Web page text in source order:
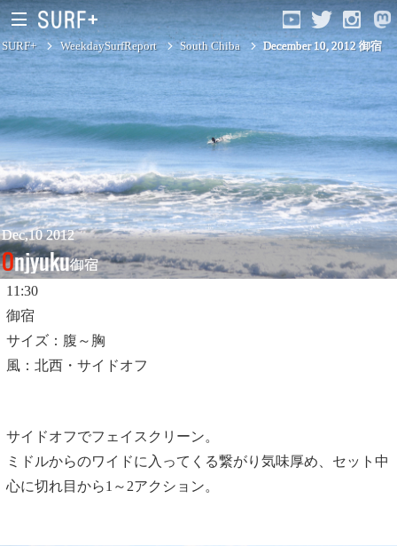
South Ibaraki
North Chiba
South Chiba
Unusually
Video Logs
Monthly Archive
SURF+ WeekdaySurfReport South Chiba December 10, 2012 御宿
Dec,10 2012
Onjyuku御宿
11:30
御宿
サイズ：腹～胸
風：北西・サイドオフ
サイドオフでフェイスクリーン。
ミドルからのワイドに入ってくる繋がり気味厚め、セット中
心に切れ目から1～2アクション。